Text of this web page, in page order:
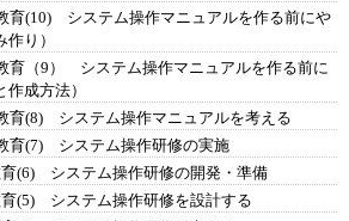
(10) システム操作マニュアルを作る前にや
り）
（9） システム操作マニュアルを作る前に
成方法）
(8) システム操作マニュアルを考える
育(7) システム操作研修の実施
(6) システム操作研修の開発・準備
(5) システム操作研修を設計する